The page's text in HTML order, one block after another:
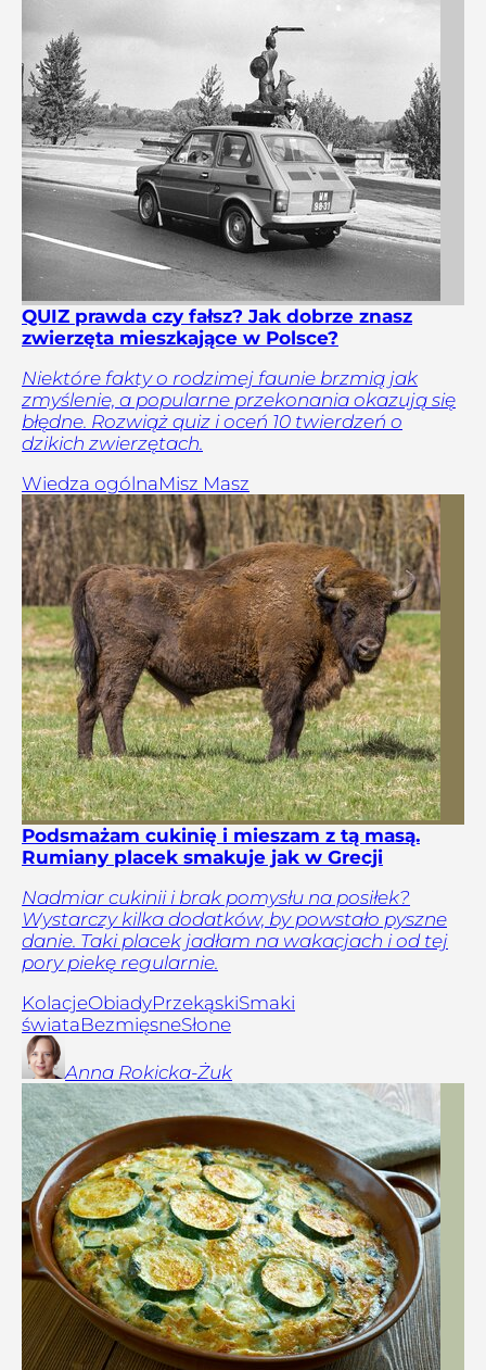
QUIZ prawda czy fałsz? Jak dobrze znasz
zwierzęta mieszkające w Polsce?
Niektóre fakty o rodzimej faunie brzmią jak
zmyślenie, a popularne przekonania okazują się
błędne. Rozwiąż quiz i oceń 10 twierdzeń o
dzikich zwierzętach.
Wiedza ogólnaMisz Masz
Podsmażam cukinię i mieszam z tą masą.
Rumiany placek smakuje jak w Grecji
Nadmiar cukinii i brak pomysłu na posiłek?
Wystarczy kilka dodatków, by powstało pyszne
danie. Taki placek jadłam na wakacjach i od tej
pory piekę regularnie.
KolacjeObiadyPrzekąskiSmaki
świataBezmięsneSłone
Anna Rokicka-Żuk